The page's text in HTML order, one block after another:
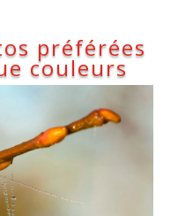
préférées
couleurs